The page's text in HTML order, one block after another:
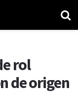
rol
de origen